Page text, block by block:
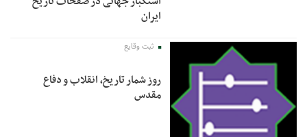
ایران
ثبت وقایع
روز شمار تاریخ، انقلاب و دفاع
مقدس